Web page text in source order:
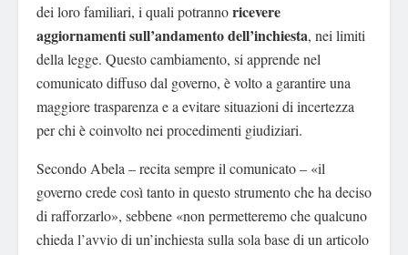
dei loro familiari, i quali potrannoricevere
aggiornamentisull’andamento dell’inchiesta, nei limiti
della legge. Questo cambiamento, si apprende nel
comunicato diffuso dal governo, è volto a garantire una
maggiore trasparenza e a evitare situazioni di incertezza
per chi è coinvolto nei procedimenti giudiziari.
Secondo Abela – recita sempre il comunicato – «il
governo crede così tanto in questo strumento che ha deciso
di rafforzarlo», sebbene «non permetteremo che qualcuno
chieda l’avvio di un’inchiesta sulla sola base di un articolo